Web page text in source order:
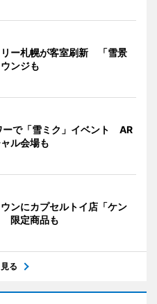
ー札幌が客室刷新 「雪景
ンジも
ーで「雪ミク」イベント AR
ル会場も
ンにカプセルトイ店「ケン
限定商品も
る